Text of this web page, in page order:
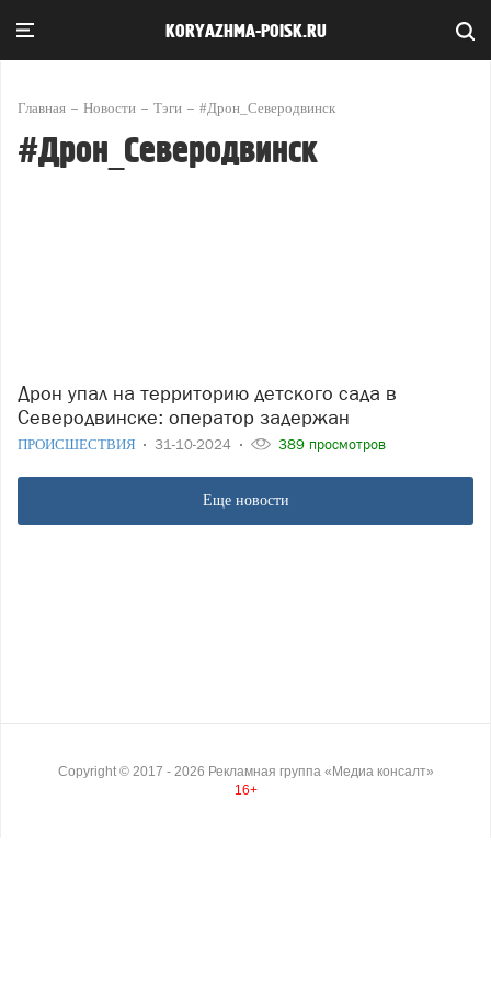
KORYAZHMA-POISK.RU
Главная Новости Тэги #Дрон_Северодвинск
#Дрон_Северодвинск
Дрон упал на территорию детского сада в
Северодвинске: оператор задержан
ПРОИСШЕСТВИЯ 31-10-2024 389 просмотров
Еще новости
Copyright © 2017 - 2026 Рекламная группа «Медиа консалт»
16+